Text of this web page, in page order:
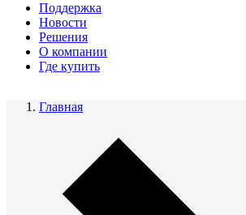
Поддержка
Новости
Решения
О компании
Где купить
Главная